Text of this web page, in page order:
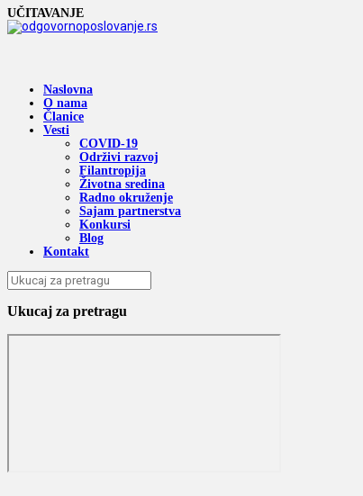
UČITAVANJE
Naslovna
O nama
Članice
Vesti
COVID-19
Održivi razvoj
Filantropija
Životna sredina
Radno okruženje
Sajam partnerstva
Konkursi
Blog
Kontakt
Ukucaj za pretragu